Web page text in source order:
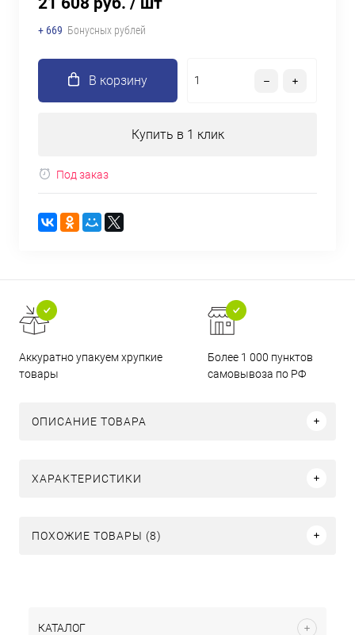
+ 669 Бонусных рублей
В корзину
Купить в 1 клик
Под заказ
Аккуратно упакуем хрупкие
товары
Более 1 000 пунктов
самовывоза по РФ
ОПИСАНИЕ ТОВАРА
ХАРАКТЕРИСТИКИ
ПОХОЖИЕ ТОВАРЫ (8)
КАТАЛОГ